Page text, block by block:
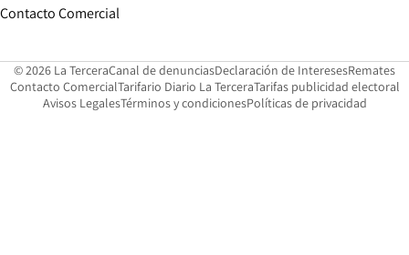
Contacto Comercial
© 2026 La TerceraCanal de denunciasOpens in new window
Declaración de InteresesOpens in
Remates
Contacto ComercialOpens in new window
Tarifario Diario La TerceraOpens in new window
Tarifas publicidad electoral
Avisos LegalesOpens in new window
Términos y condicionesPolíticas de privacidad